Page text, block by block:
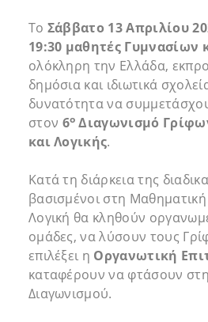
Το Σάββατο 13 Απριλίου
19:30 μαθητές Γυμνασίων
ολόκληρη την Ελλάδα,
δημόσια και ιδιωτικά
δυνατότητα να
στον 6ο Διαγωνισμό
και Λογικής.
Κατά τη διάρκεια της
βασισμένοι στη
Λογική θα κληθούν
ομάδες, να λύσουν τους
επιλέξει η Οργανωτική
καταφέρουν να φτάσουν
Διαγωνισμού.